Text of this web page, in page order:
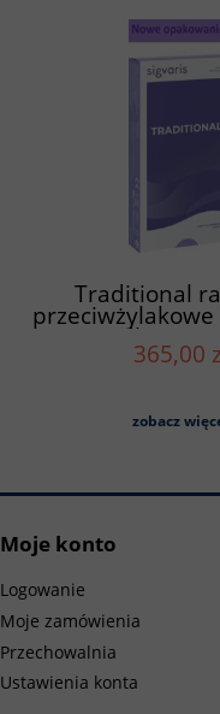
Traditional
przeciwżylakowe
odkryte
365,00
zobacz
Moje konto
Logowanie
Moje zamówienia
Przechowalnia
Ustawienia konta